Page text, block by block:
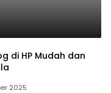
di HP Mudah dan
2025